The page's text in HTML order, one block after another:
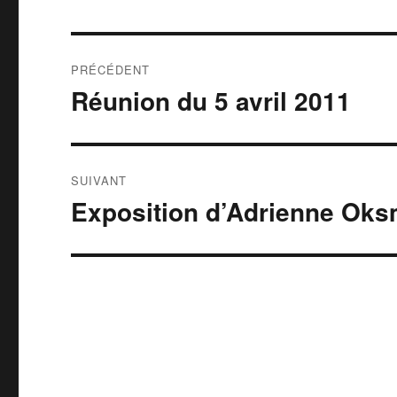
de
PRÉCÉDENT
Publication
Réunion du 5 avril 2011
SUIVANT
Publication
suivante :
Exposition d’Adrienne